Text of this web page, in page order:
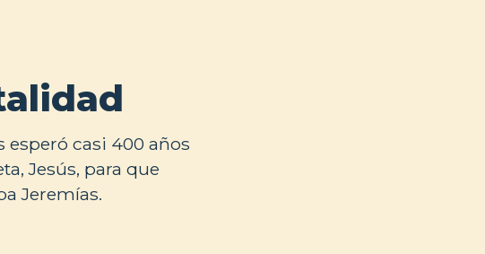
esperó casi 400 años
Jesús, para que
Jeremías.